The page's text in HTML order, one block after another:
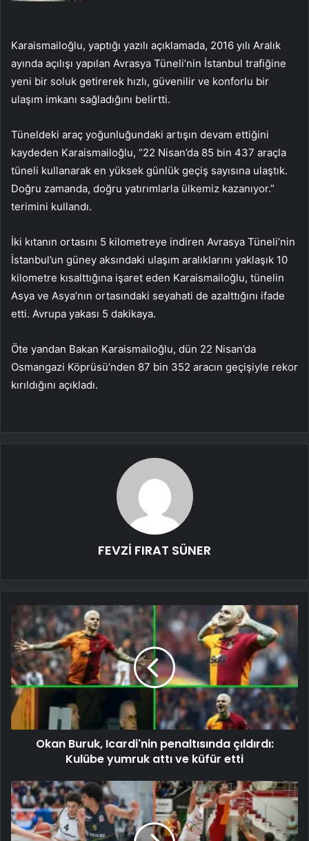
Karaismailoğlu, yaptığı yazılı açıklamada, 2016 yılı Aralık
ayında açılışı yapılan Avrasya Tüneli’nin İstanbul trafiğine
yeni bir soluk getirerek hızlı, güvenilir ve konforlu bir
ulaşım imkanı sağladığını belirtti.
Tüneldeki araç yoğunluğundaki artışın devam ettiğini
kaydeden Karaismailoğlu, “22 Nisan’da 85 bin 437 araçla
tüneli kullanarak en yüksek günlük geçiş sayısına ulaştık.
Doğru zamanda, doğru yatırımlarla ülkemiz kazanıyor.”
terimini kullandı.
İki kıtanın ortasını 5 kilometreye indiren Avrasya Tüneli’nin
İstanbul’un güney aksındaki ulaşım aralıklarını yaklaşık 10
kilometre kısalttığına işaret eden Karaismailoğlu, tünelin
Asya ve Asya’nın ortasındaki seyahati de azalttığını ifade
etti. Avrupa yakası 5 dakikaya.
Öte yandan Bakan Karaismailoğlu, dün 22 Nisan’da
Osmangazi Köprüsü’nden 87 bin 352 aracın geçişiyle rekor
kırıldığını açıkladı.
FEVZİ FIRAT SÜNER
Okan Buruk, Icardi'nin penaltısında çıldırdı:
Kulübe yumruk attı ve küfür etti